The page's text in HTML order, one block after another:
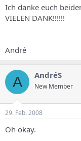
Ich danke euch
VIELEN DANK!!!!!!
André
A AndréS
New Member
29. Feb. 2008
Oh okay.